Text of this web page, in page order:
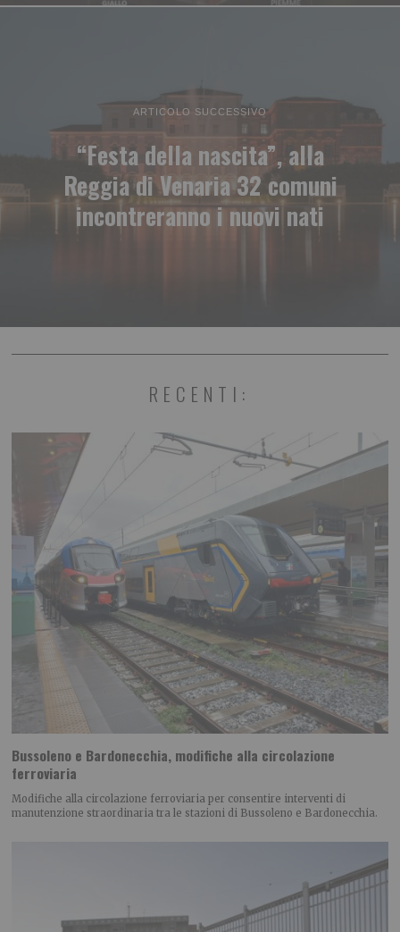
ARTICOLO SUCCESSIVO
“Festa della nascita”, alla
Reggia di Venaria 32 comuni
incontreranno i nuovi nati
RECENTI:
Bussoleno e Bardonecchia, modifiche alla circolazione
ferroviaria
Modifiche alla circolazione ferroviaria per consentire interventi di
manutenzione straordinaria tra le stazioni di Bussoleno e Bardonecchia.